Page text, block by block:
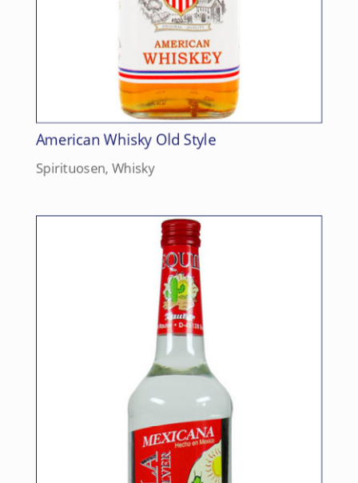
American Whisky Old Style
Spirituosen, Whisky